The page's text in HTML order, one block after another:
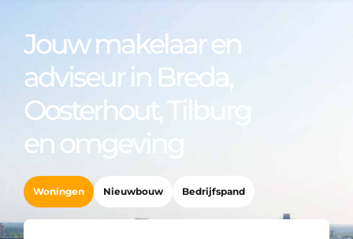
Jouw makelaar en
adviseur in Breda,
Oosterhout, Tilburg
en omgeving
Woningen Nieuwbouw Bedrijfspand